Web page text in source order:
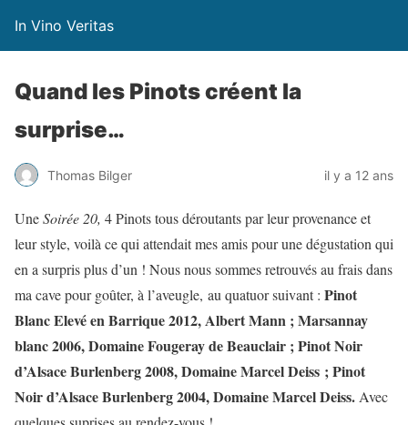
In Vino Veritas
Quand les Pinots créent la
surprise…
Thomas Bilger il y a 12 ans
UneSoirée 20, 4 Pinots tous déroutants par leur provenance et
leur style, voilà ce qui attendait mes amis pour une dégustation qui
en a surpris plus d’un ! Nous nous sommes retrouvés au frais dans
ma cave pour goûter, à l’aveugle, au quatuor suivant : Pinot
Blanc Elevé en Barrique 2012, Albert Mann ; Marsannay
blanc 2006, Domaine Fougeray de Beauclair ; Pinot Noir
d’Alsace Burlenberg 2008, Domaine Marcel Deiss ;Pinot
Noir d’Alsace Burlenberg 2004,Domaine Marcel Deiss. Avec